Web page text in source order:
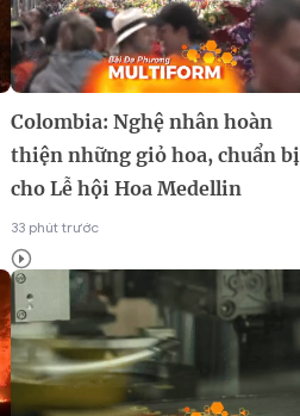
Colombia: Nghệ nhân hoàn
thiện những giỏ hoa, chuẩn bị
cho Lễ hội Hoa Medellin
33 phút trước